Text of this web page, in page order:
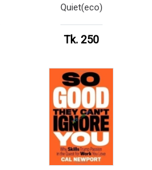
Quiet(eco)
Tk. 250